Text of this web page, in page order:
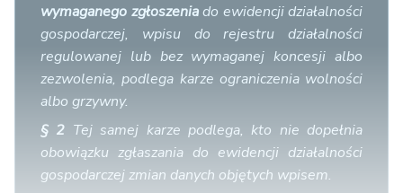
wymaganego zgłoszeniado ewidencji działalności
gospodarczej, wpisu do rejestru działalności
regulowanej lub bez wymaganej koncesji albo
zezwolenia, podlega karze ograniczenia wolności
albo grzywny.
§ 2 Tej samej karze podlega, kto nie dopełnia
obowiązku zgłaszania do ewidencji działalności
gospodarczej zmian danych objętych wpisem.